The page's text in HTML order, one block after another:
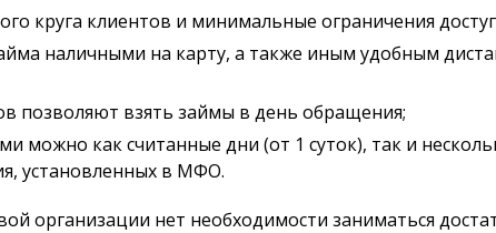
круга клиентов и минимальные ограничения
наличными на карту, а также иным удобным
позволяют взять займы в день обращения;
можно как считанные дни (от 1 суток), так и
установленных в МФО.
организации нет необходимости заниматься